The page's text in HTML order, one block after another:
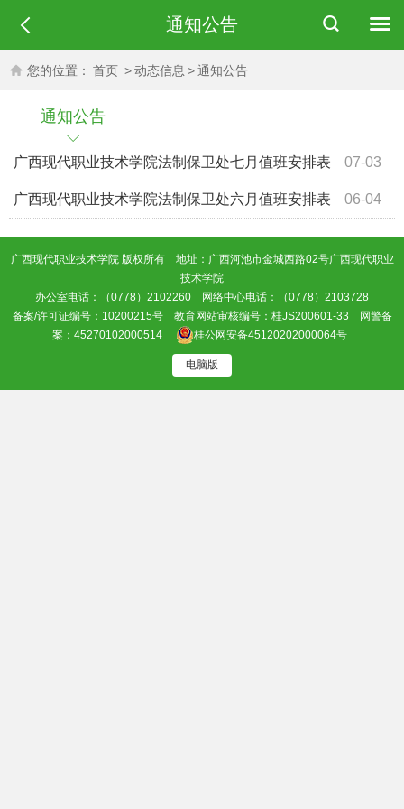
通知公告
您的位置： 首页 >动态信息 >通知公告
通知公告
07-03
广西现代职业技术学院法制保卫处七月值班安排表
06-04
广西现代职业技术学院法制保卫处六月值班安排表
广西现代职业技术学院 版权所有 地址：广西河池市金城西路02号广西现代职业
技术学院
办公室电话：（0778）2102260 网络中心电话：（0778）2103728
备案/许可证编号：10200215号 教育网站审核编号：桂JS200601-33 网警备
案：45270102000514
桂公网安备45120202000064号
电脑版